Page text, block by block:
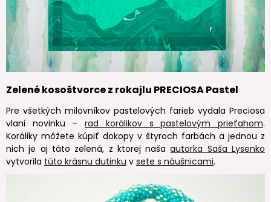
Zelené kosoštvorce z rokajlu PRECIOSA Pastel
Pre všetkých milovníkov pastelových farieb vydala Preciosa
vlani novinku –rad korálikov s pastelovým prieťahom.
Koráliky môžete kúpiť dokopy v štyroch farbách a jednou z
nich je aj táto zelená, z ktorej našaautorka Saša Lysenko
vytvorila túto krásnu dutinku v sete s náušnicami.